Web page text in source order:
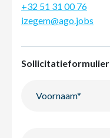
+32 51 31 00 76
izegem@ago.jobs
Sollicitatieformulier